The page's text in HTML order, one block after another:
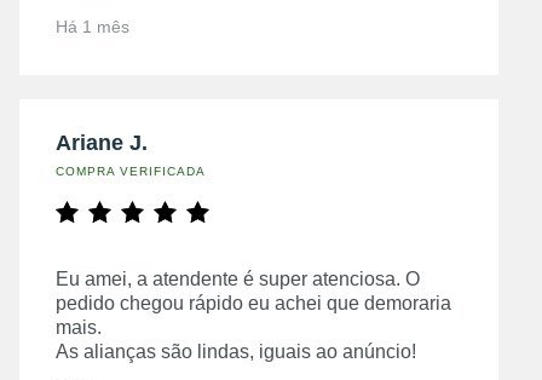
Há 1 mês
Ariane J.
COMPRA VERIFICADA
Eu amei, a atendente é super atenciosa. O
pedido chegou rápido eu achei que demoraria
mais.
As alianças são lindas, iguais ao anúncio!